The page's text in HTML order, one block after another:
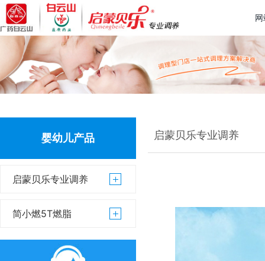
婴幼儿产品
启蒙贝乐专业调养
简小燃5T燃脂
启蒙贝乐专业调养